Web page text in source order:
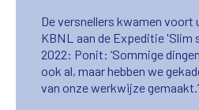
De versnellers kwamen voort
KBNL aan de Expeditie 'Slim
2022: Ponit: ‘Sommige
ook al, maar hebben we
van onze werkwijze gemaakt.’